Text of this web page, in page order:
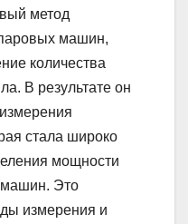
метод
машин,
количества
В результате он
стала широко
мощности
машин. Это
измерения и